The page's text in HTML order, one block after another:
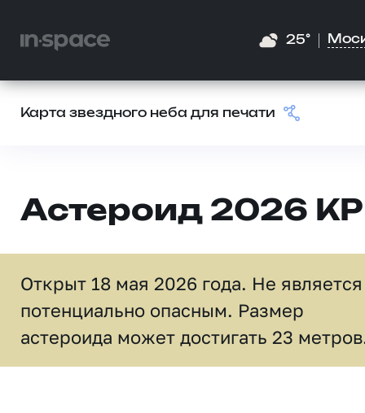
25°
Карта звездного неба для печати
Астероид 2026 KP
Открыт 18 мая 2026 года. Не является
потенциально опасным. Размер
астероида может достигать 23